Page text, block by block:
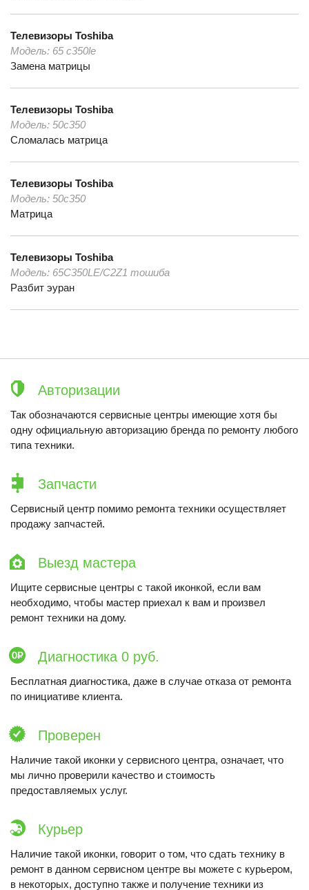
Телевизоры Toshiba
Модель: 65 c350le
Замена матрицы
Телевизоры Toshiba
Модель: 50с350
Сломалась матрица
Телевизоры Toshiba
Модель: 50с350
Матрица
Телевизоры Toshiba
Модель: 65C350LE/C2Z1 тошиба
Разбит эуран
Авторизации
Так обозначаются сервисные центры имеющие хотя бы
одну официальную авторизацию бренда по ремонту любого
типа техники.
Запчасти
Сервисный центр помимо ремонта техники осуществляет
продажу запчастей.
Выезд мастера
Ищите сервисные центры с такой иконкой, если вам
необходимо, чтобы мастер приехал к вам и произвел
ремонт техники на дому.
Диагностика 0 руб.
Бесплатная диагностика, даже в случае отказа от ремонта
по инициативе клиента.
Проверен
Наличие такой иконки у сервисного центра, означает, что
мы лично проверили качество и стоимость
предоставляемых услуг.
Курьер
Наличие такой иконки, говорит о том, что сдать технику в
ремонт в данном сервисном центре вы можете с курьером,
в некоторых, доступно также и получение техники из